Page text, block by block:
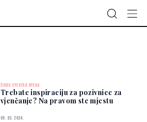
ŠIROK SPEKTAR OPCIJA
Trebate inspiraciju za pozivnice za
vjenčanje? Na pravom ste mjestu
09. 03. 2024.